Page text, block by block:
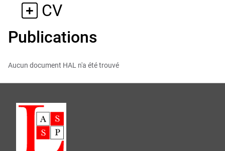
CV
Publications
Aucun document HAL n'a été trouvé